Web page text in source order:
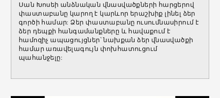
Սան Խոսեի անձնական վնասվածքների հարցերով
փաստաբանը կարող է կարևոր երաշխիք լինել ձեր
գործի համար: Ձեր փաստաբանը ուսումնասիրում է
ձեր դեպքի հանգամանքները և հավաքում է
համոզիչ ապացույցներ՝ նախքան ձեր վնասվածքի
համար առավելագույն փոխհատուցում
պահանջելը: